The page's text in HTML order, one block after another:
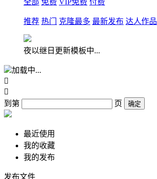
全部 免费 VIP免费 付费
推荐 热门 克隆最多 最新发布 达人作品
夜以继日更新模板中...
加载中...


到第
页 确定
最近使用
我的收藏
我的发布
发布文件